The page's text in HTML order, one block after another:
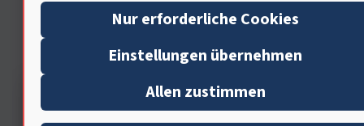
Politische Dimensionen des
Essens
Nur erforderliche Cookies
Einstellungen übernehmen
Allen zustimmen